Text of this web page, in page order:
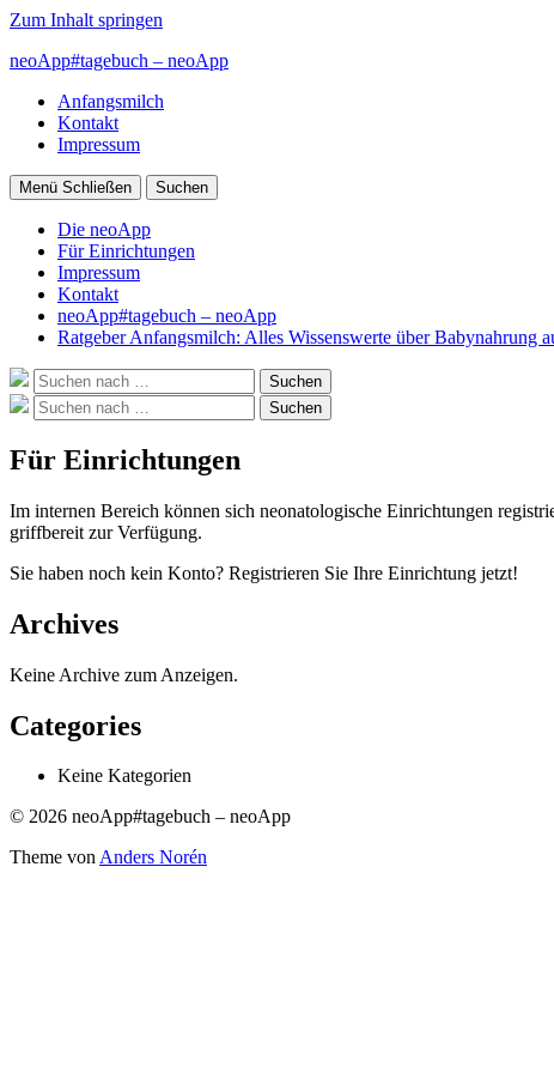
Zum Inhalt springen
neoApp#tagebuch – neoApp
Anfangsmilch
Kontakt
Impressum
Menü Schließen Suchen
Die neoApp
Für Einrichtungen
Impressum
Kontakt
neoApp#tagebuch – neoApp
Ratgeber Anfangsmilch: Alles Wissenswerte über Babynahrung
Suche
nach:
Suchen
Suche
nach:
Suchen
Für Einrichtungen
Im internen Bereich können sich neonatologische Einrichtungen
griffbereit zur Verfügung.
Sie haben noch kein Konto? Registrieren Sie Ihre Einrichtung jetzt!
Archives
Keine Archive zum Anzeigen.
Categories
Keine Kategorien
© 2026 neoApp#tagebuch – neoApp
Theme vonAnders Norén